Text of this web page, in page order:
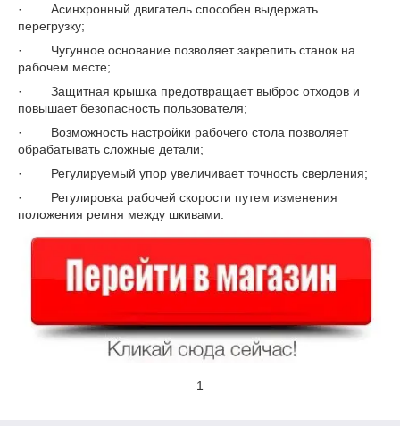
· Асинхронный двигатель способен выдержать
перегрузку;
· Чугунное основание позволяет закрепить станок на
рабочем месте;
· Защитная крышка предотвращает выброс отходов и
повышает безопасность пользователя;
· Возможность настройки рабочего стола позволяет
обрабатывать сложные детали;
· Регулируемый упор увеличивает точность сверления;
· Регулировка рабочей скорости путем изменения
положения ремня между шкивами.
1